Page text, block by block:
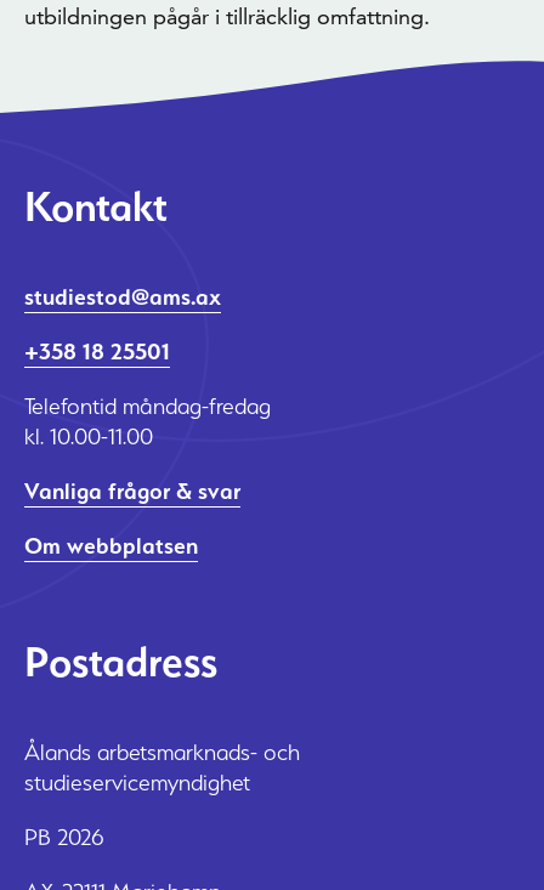
utbildningen pågår i tillräcklig omfattning.
Kontakt
studiestod@ams.ax
+358 18 25501
Telefontid måndag-fredag
kl. 10.00-11.00
Vanliga frågor & svar
Om webbplatsen
Postadress
Ålands arbetsmarknads- och
studieservicemyndighet
PB 2026